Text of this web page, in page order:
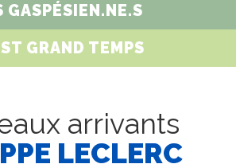
GASPÉSIEN.NE.S
GRAND TEMPS
arrivants
LECLERC